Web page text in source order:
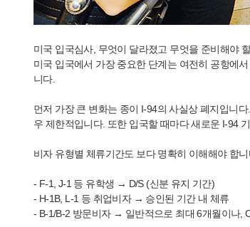
미국 입국심사, 무엇이 달라졌고 무엇을 준비해야
미국 입국에서 가장 중요한 단계는 여전히 공항에
니다.
먼저 가장 큰 변화는 종이 I-94의 사실상 폐지입니
우 제한적입니다. 또한 입국할 때마다 새로운 I-94
비자 유형별 체류기간도 보다 명확히 이해해야 합니
- F-1, J-1 등 유학생 → D/S (신분 유지 기간)
- H-1B, L-1 등 취업비자 → 승인된 기간 내 체류
- B-1/B-2 방문비자 → 일반적으로 최대 6개월이나,